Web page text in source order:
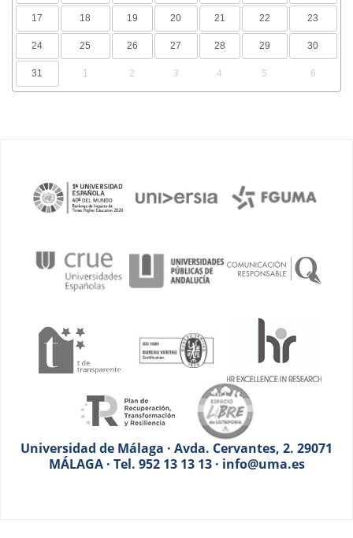
17 18 19 20 21 22 23
24 25 26 27 28 29 30
31 1 2 3 4 5 6
Universidad de Málaga · Avda. Cervantes, 2. 29071
MÁLAGA · Tel. 952 13 13 13 · info@uma.es